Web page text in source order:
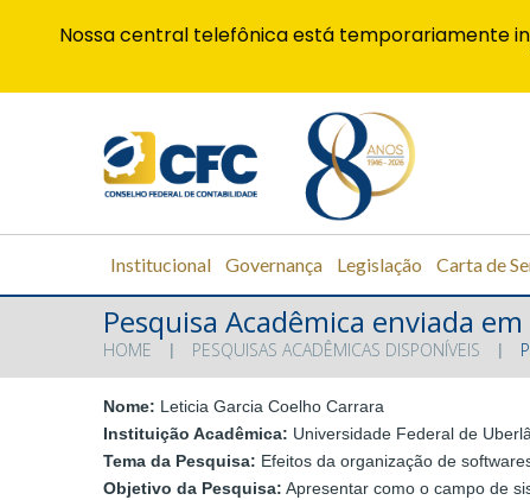
Institucional Governança Legislação Carta de
Pesquisa Acadêmica enviada
HOME PESQUISAS ACADÊMICAS DISPONÍVEIS
Nome: Leticia Garcia Coelho Carrara
Instituição Acadêmica: Universidade Federal de
Tema da Pesquisa: Efeitos da organização de
Objetivo da Pesquisa: Apresentar como o campo de
Nossa central telefônica está temporariamente